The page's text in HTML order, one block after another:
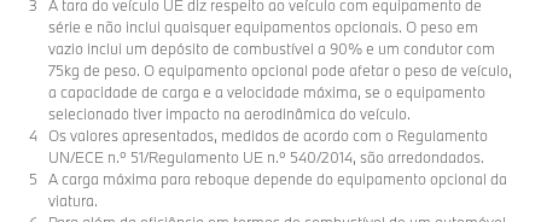
A tara do veículo UE diz respeito ao veículo com equipamento de
série e não inclui quaisquer equipamentos opcionais. O peso em
vazio inclui um depósito de combustível a 90% e um condutor com
75kg de peso. O equipamento opcional pode afetar o peso de veículo,
a capacidade de carga e a velocidade máxima, se o equipamento
selecionado tiver impacto na aerodinâmica do veículo.
Os valores apresentados, medidos de acordo com o Regulamento
UN/ECE n.º 51/Regulamento UE n.º 540/2014, são arredondados.
A carga máxima para reboque depende do equipamento opcional da
viatura.